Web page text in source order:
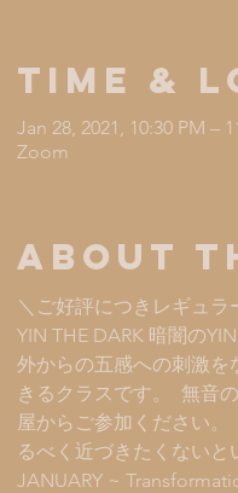
Time &
Jan 28, 2021, 10:30 PM –
Zoom
About the
＼ご好評につきレギュ
YIN THE DARK 暗闇の
外からの五感への刺激を
きるクラスです。  無音
屋からご参加ください。
るべく近づきたくないと
JANUARY ~